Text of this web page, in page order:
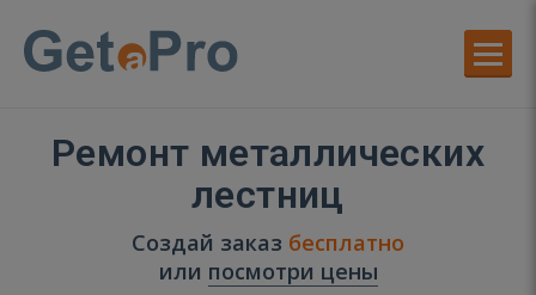
Ремонт металлических
лестниц
Создай заказ бесплатно
или посмотри цены